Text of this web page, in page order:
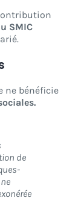
SMIC
ne bénéficie
de